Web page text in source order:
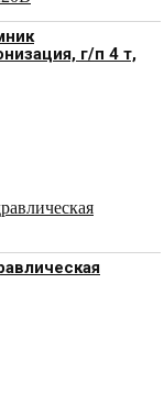
г/п 4 т,